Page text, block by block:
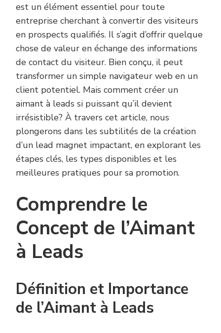
est un élément essentiel pour toute
entreprise cherchant à convertir des visiteurs
en prospects qualifiés. Il s’agit d’offrir quelque
chose de valeur en échange des informations
de contact du visiteur. Bien conçu, il peut
transformer un simple navigateur web en un
client potentiel. Mais comment créer un
aimant à leads si puissant qu’il devient
irrésistible? À travers cet article, nous
plongerons dans les subtilités de la création
d’un lead magnet impactant, en explorant les
étapes clés, les types disponibles et les
meilleures pratiques pour sa promotion.
Comprendre le
Concept de l’Aimant
à Leads
Définition et Importance
de l’Aimant à Leads